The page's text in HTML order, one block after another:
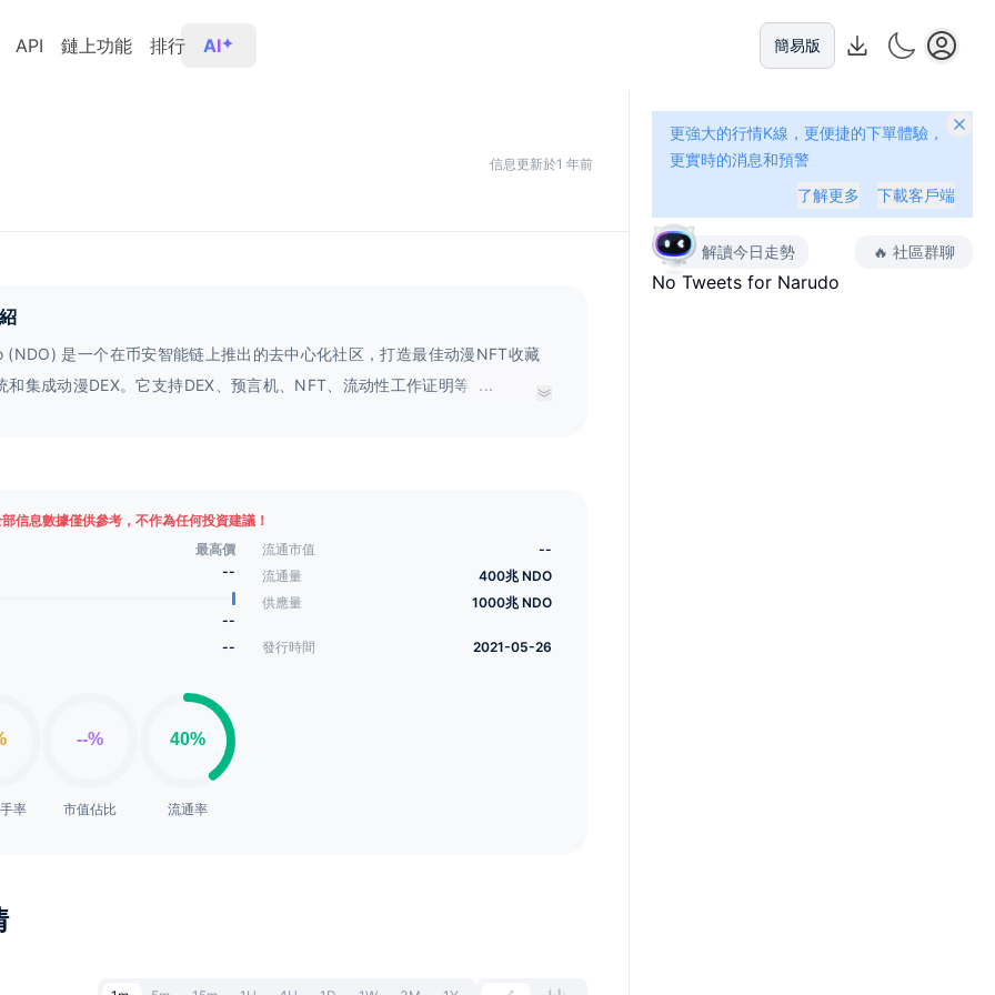
API 鏈上功能 排行 AI 簡易版
信息更新於1 年前
(NDO) 是一个在币安智能链上推出的去中心化社区，打造最佳动漫NFT收藏
和集成动漫DEX。它支持DEX、预言机、NFT、流动性工作证明等多种功能，
...
信息數據僅供參考，不作為任何投資建議！
最高價
--
--
--
率 市值佔比 流通率
流通市值
--
流通量
400兆 NDO
供應量
1000兆 NDO
發行時間 2021-05-26
更強大的行情K線，更便捷的下單體驗，
更實時的消息和預警
了解更多
下載客戶端
解讀今日走勢 🔥 社區群聊
No Tweets for Narudo